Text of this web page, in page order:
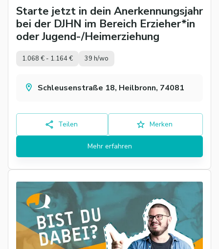
Starte jetzt in dein Anerkennungsjahr
bei der DJHN im Bereich Erzieher*in
oder Jugend-/Heimerziehung
1.068 € - 1.164 € 39 h/wo
Schleusenstraße 18, Heilbronn, 74081
Teilen Merken
Mehr erfahren